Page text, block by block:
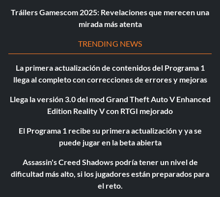
Tráilers Gamescom 2025: Revelaciones que merecen una
mirada más atenta
TRENDING NEWS
La primera actualización de contenidos del Programa 1
llega al completo con correcciones de errores y mejoras
Llega la versión 3.0 del mod Grand Theft Auto V Enhanced
Edition Reality V con RTGI mejorado
El Programa 1 recibe su primera actualización y ya se
puede jugar en la beta abierta
Assassin's Creed Shadows podría tener un nivel de
dificultad más alto, si los jugadores están preparados para
el reto.